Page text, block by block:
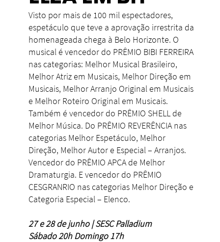
Visto por mais de 100 mil espectadores,
espetáculo que teve a aprovação irrestrita da
homenageada chega à Belo Horizonte. O
musical é vencedor do PRÊMIO BIBI FERREIRA
nas categorias: Melhor Musical Brasileiro,
Melhor Atriz em Musicais, Melhor Direção em
Musicais, Melhor Arranjo Original em Musicais
e Melhor Roteiro Original em Musicais.
Também é vencedor do PRÊMIO SHELL de
Melhor Música. Do PRÊMIO REVERÊNCIA nas
categorias Melhor Espetáculo, Melhor
Direção, Melhor Autor e Especial – Arranjos.
Vencedor do PRÊMIO APCA de Melhor
Dramaturgia. E vencedor do PRÊMIO
CESGRANRIO nas categorias Melhor Direção e
Categoria Especial – Elenco.
27 e 28 de junho | SESC Palladium
Sábado 20h Domingo 17h